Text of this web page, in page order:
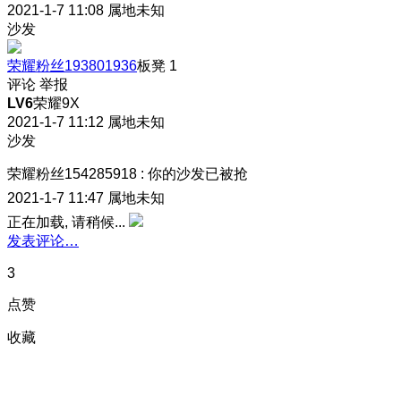
2021-1-7 11:08 属地未知
沙发
荣耀粉丝193801936板凳 1
评论 举报
LV6荣耀9X
2021-1-7 11:12 属地未知
沙发
荣耀粉丝154285918 : 你的沙发已被抢
2021-1-7 11:47 属地未知
正在加载, 请稍候...
发表评论…
3
点赞
收藏